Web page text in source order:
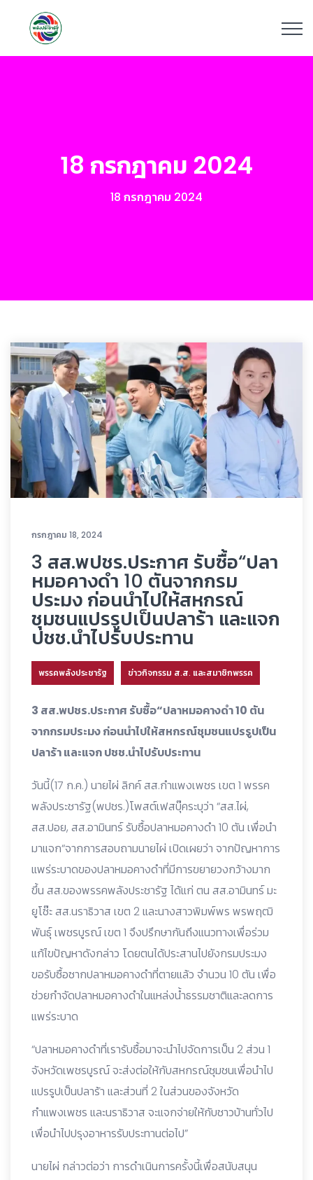
18 กรกฎาคม 2024
18 กรกฎาคม 2024
กรกฎาคม 18, 2024
3 สส.พปชร.ประกาศ รับซื้อ“ปลา
หมอคางดำ 10 ตันจากกรม
ประมง ก่อนนำไปให้สหกรณ์
ชุมชนแปรรูปเป็นปลาร้า และแจก
ปชช.นำไปรับประทาน
พรรคพลังประชารัฐ ข่าวกิจกรรม ส.ส. และสมาชิกพรรค
3 สส.พปชร.ประกาศ รับซื้อ“ปลาหมอคางดำ 10 ตัน
จากกรมประมง ก่อนนำไปให้สหกรณ์ชุมชนแปรรูปเป็น
ปลาร้า และแจก ปชช.นำไปรับประทาน
วันนี้(17 ก.ค.) นายไผ่ ลิกค์ สส.กำแพงเพชร เขต 1 พรรค
พลังประชารัฐ(พปชร.)โพสต์เฟสบุ๊คระบุว่า “สส.ไผ่,
สส.ปอย, สส.อามินทร์ รับซื้อปลาหมอคางดำ 10 ตัน เพื่อนำ
มาแจก“จากการสอบถามนายไผ่ เปิดเผยว่า จากปัญหาการ
แพร่ระบาดของปลาหมอคางดำที่มีการขยายวงกว้างมาก
ขึ้น สส.ของพรรคพลังประชารัฐ ได้แก่ ตน สส.อามินทร์ มะ
ยูโซ๊ะ สส.นราธิวาส เขต 2 และนางสาวพิมพ์พร พรพฤฒิ
พันธุ์ เพชรบูรณ์ เขต 1 จึงปรึกษากันถึงแนวทางเพื่อร่วม
แก้ไขปัญหาดังกล่าว โดยตนได้ประสานไปยังกรมประมง
ขอรับซื้อซากปลาหมอคางดำที่ตายแล้ว จำนวน 10 ตัน เพื่อ
ช่วยกำจัดปลาหมอคางดำในแหล่งน้ำธรรมชาติและลดการ
แพร่ระบาด
“ปลาหมอคางดำที่เรารับซื้อมาจะนำไปจัดการเป็น 2 ส่วน 1
จังหวัดเพชรบูรณ์ จะส่งต่อให้กับสหกรณ์ชุมชนเพื่อนำไป
แปรรูปเป็นปลาร้า และส่วนที่ 2 ในส่วนของจังหวัด
กำแพงเพชร และนราธิวาส จะแจกจ่ายให้กับชาวบ้านทั่วไป
เพื่อนำไปปรุงอาหารรับประทานต่อไป”
นายไผ่ กล่าวต่อว่า การดำเนินการครั้งนี้เพื่อสนับสนุน